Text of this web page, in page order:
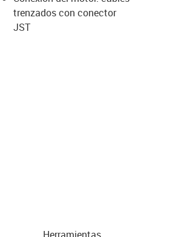
icon-arrow-right
trenzados con conector
JST
Herramientas